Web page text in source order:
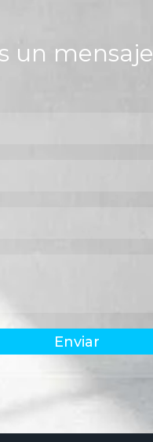
un mensaje
Enviar